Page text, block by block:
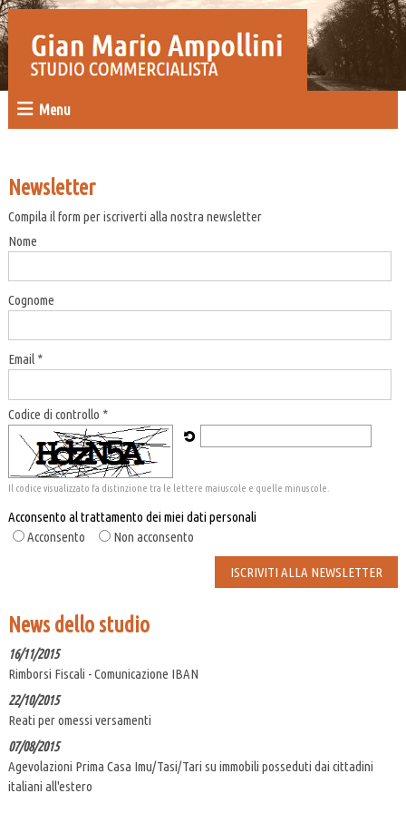
Menu
Newsletter
Compila il form per iscriverti alla nostra newsletter
Nome
Cognome
Email *
Codice di controllo *
Il codice visualizzato fa distinzione tra le lettere maiuscole e quelle minuscole.
Acconsento al trattamento dei miei dati personali
Acconsento
Non acconsento
News dello studio
16/11/2015
Rimborsi Fiscali - Comunicazione IBAN
22/10/2015
Reati per omessi versamenti
07/08/2015
Agevolazioni Prima Casa Imu/Tasi/Tari su immobili posseduti dai cittadini
italiani all'estero